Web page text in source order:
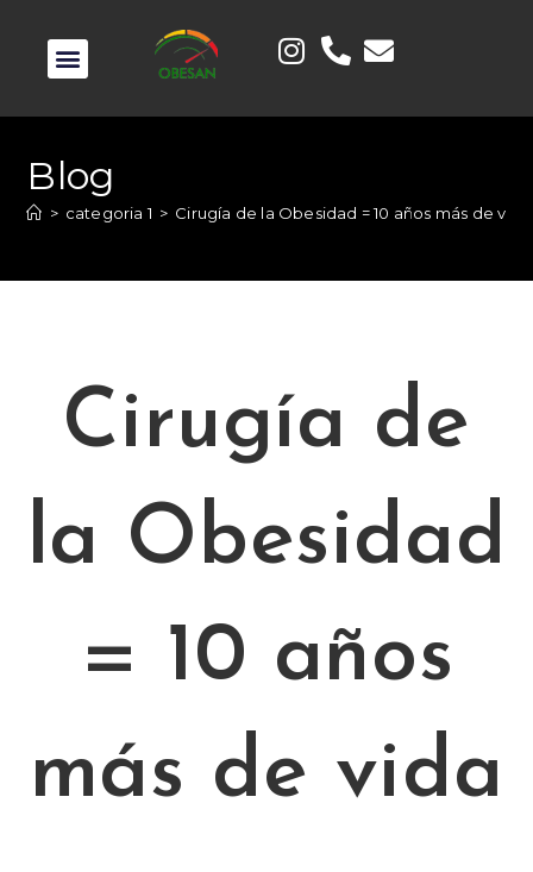
Blog
> categoria 1 > Cirugía de la Obesidad = 10 años más de vida
Cirugía de
la Obesidad
= 10 años
más de vida